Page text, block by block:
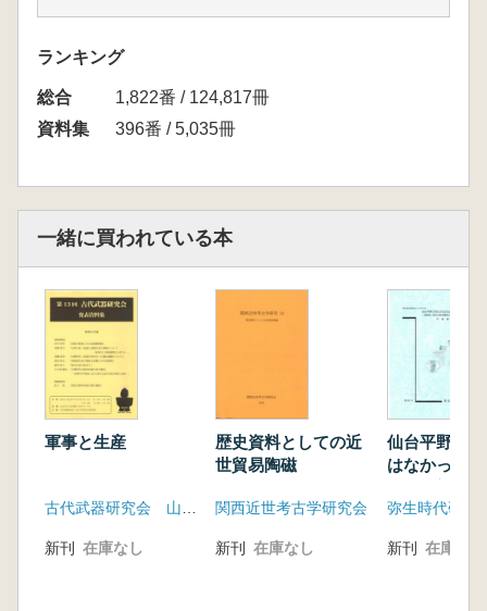
畑 大介「中近世の治水遺構の動向と研究視
点」
荒川 史「宇治川太閤堤跡の構造と技術」
渡邊理伊知「旧利根川堤防跡について～築堤工
法の一事例～」
ついて
山下孝司「斎串～水辺祭祀のかたち～」
御座田村の歴史景観復元に向けて～」
宮澤公雄「身延町大野堤防遺跡」
今村直樹「昭和町かすみ堤～平成18・23・25
年度調査地点旧堤の年代と変遷～」
室伏 徹「山梨県大正期の砂防堰堤改革につい
て」
ランキング
総合
1,822番 / 124,817冊
資料集
396番 / 5,035冊
一緒に買われている本
軍事と生産
古代武器研究会 山口大学考古学研究室
新刊 在庫なし
歴史資料としての近
世貿易陶磁
関西近世考古学研究会
新刊 在庫なし
仙台平野に
はなかった
演と意見交
弥生時代研究
新刊 在庫なし